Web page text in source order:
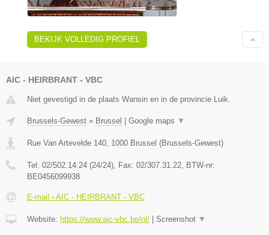
BEKIJK VOLLEDIG PROFIEL
AIC - HEIRBRANT - VBC
Niet gevestigd in de plaats Wansin en in de provincie Luik.
Brussels-Gewest » Brussel Google maps ▼
Rue Van Artevelde 140, 1000 Brussel (Brussels-Gewest)
Tel: 02/502.14.24 (24/24), Fax: 02/307.31.22, BTW-nr:
BE0456099938
E-mail › AIC - HEIRBRANT - VBC
Website: https://www.aic-vbc.be/nl/ Screenshot ▼